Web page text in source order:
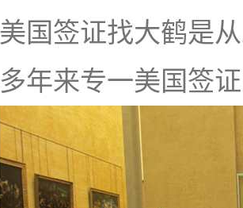
美国签证找大鹤是
多年来专一美国签